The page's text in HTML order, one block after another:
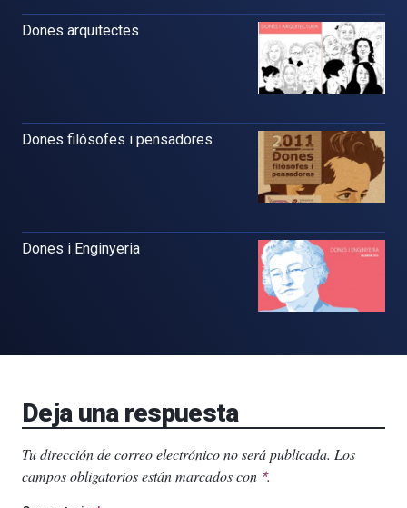
Dones arquitectes
Dones filòsofes i pensadores
Dones i Enginyeria
Deja una respuesta
Tu dirección de correo electrónico no será publicada. Los
campos obligatorios están marcados con *.